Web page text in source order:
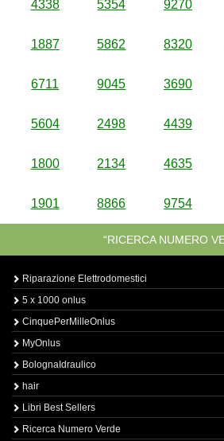
4338 5354 9270
1887 5862 8320
6711 9045 3690
5604 2498 4439
1800 2134 4635
1901 8866 9754
“RICERCA NUMERO
Riparazione Elettrodomestici
5 x 1000 onlus
CinquePerMilleOnlus
MyOnlus
BolognaIdraulico
hair
Libri Best Sellers
Ricerca Numero Verde